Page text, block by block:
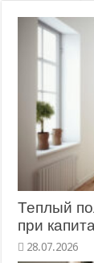
Теплый
при
28.07.2026